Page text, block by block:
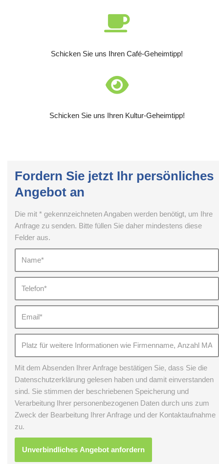
Schicken Sie uns Ihren Café-Geheimtipp!
Schicken Sie uns Ihren Kultur-Geheimtipp!
Fordern Sie jetzt Ihr persönliches
Angebot an
Die mit * gekennzeichneten Angaben werden benötigt, um Ihre
Anfrage zu senden. Bitte füllen Sie daher mindestens diese
Felder aus.
Mit dem Absenden Ihrer Anfrage bestätigen Sie, dass Sie die
Datenschutzerklärung gelesen haben und damit einverstanden
sind. Sie stimmen der beschriebenen Speicherung und
Verarbeitung Ihrer personenbezogenen Daten durch uns zum
Zweck der Bearbeitung Ihrer Anfrage und der Kontaktaufnahme
zu.